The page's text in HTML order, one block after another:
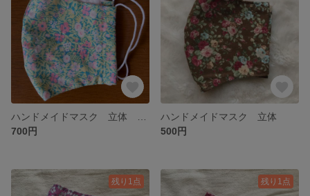
700円
ハンドメイドマスク 立体
500円
残り1点 残り1点